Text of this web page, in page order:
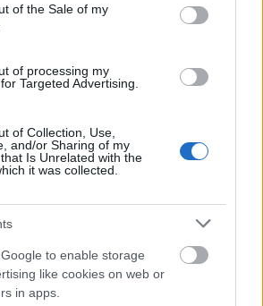
of the Sale of my
of processing my
Targeted Advertising.
of Collection, Use,
and/or Sharing of my
Is Unrelated with the
it was collected.
to enable storage
like cookies on web or
in apps.
Harminc éves fotók
1981